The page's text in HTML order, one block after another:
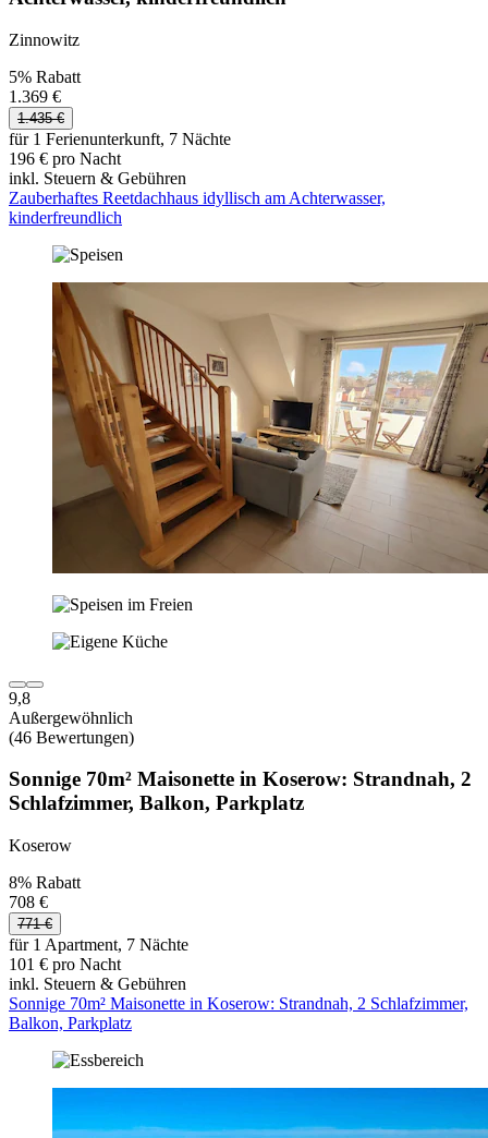
Zinnowitz
5% Rabatt
1.369 €
1.435 €
für 1 Ferienunterkunft, 7 Nächte
196 € pro Nacht
inkl. Steuern & Gebühren
Zauberhaftes Reetdachhaus idyllisch am Achterwasser,
kinderfreundlich
9,8
Außergewöhnlich
(46 Bewertungen)
Sonnige 70m² Maisonette in Koserow: Strandnah, 2
Schlafzimmer, Balkon, Parkplatz
Koserow
8% Rabatt
708 €
771 €
für 1 Apartment, 7 Nächte
101 € pro Nacht
inkl. Steuern & Gebühren
Sonnige 70m² Maisonette in Koserow: Strandnah, 2 Schlafzimmer,
Balkon, Parkplatz